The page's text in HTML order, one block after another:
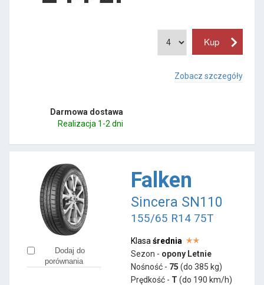
Zobacz szczegóły
Darmowa dostawa
Realizacja 1-2 dni
Dodaj do
porównania
Falken
Sincera SN110
155/65 R14 75T
Klasa średnia
Sezon - opony Letnie
Nośność - 75 (do 385 kg)
Prędkość - T (do 190 km/h)